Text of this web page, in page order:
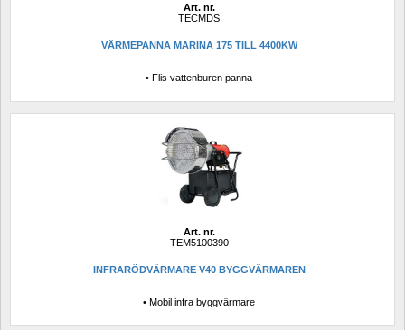
Art. nr.
TECMDS
VÄRMEPANNA MARINA 175 TILL 4400KW
• Flis vattenburen panna
Art. nr.
TEM5100390
INFRARÖDVÄRMARE V40 BYGGVÄRMAREN
• Mobil infra byggvärmare